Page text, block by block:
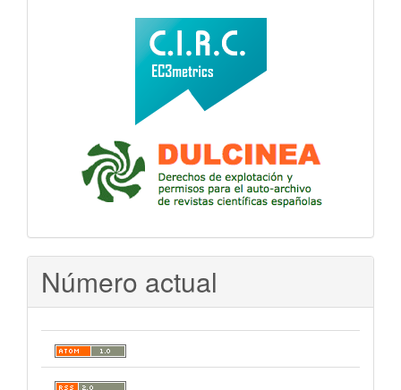
Número actual